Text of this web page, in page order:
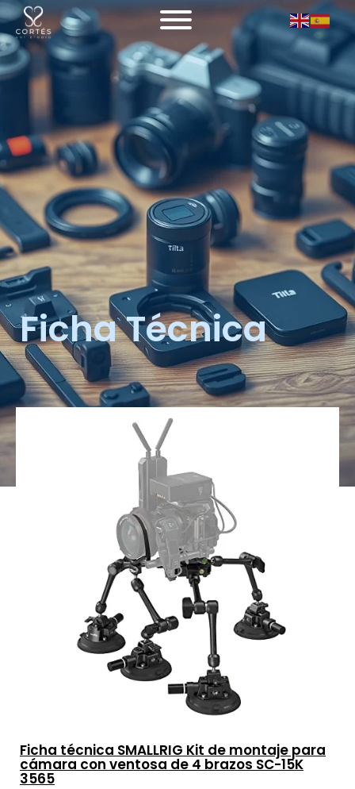
Ficha Técnica
Ficha técnica SMALLRIG Kit de montaje para
cámara con ventosa de 4 brazos SC-15K
3565